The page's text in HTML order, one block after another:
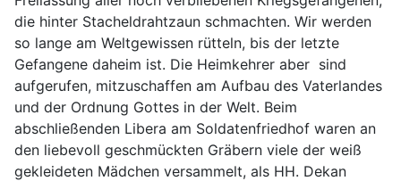
die hinter Stacheldrahtzaun schmachten. Wir werden
so lange am Weltgewissen rütteln, bis der letzte
Gefangene daheim ist. Die Heimkehrer aber sind
aufgerufen, mitzuschaffen am Aufbau des Vaterlandes
und der Ordnung Gottes in der Welt. Beim
abschließenden Libera am Soldatenfriedhof waren an
den liebevoll geschmückten Gräbern viele der weiß
gekleideten Mädchen versammelt, als HH. Dekan